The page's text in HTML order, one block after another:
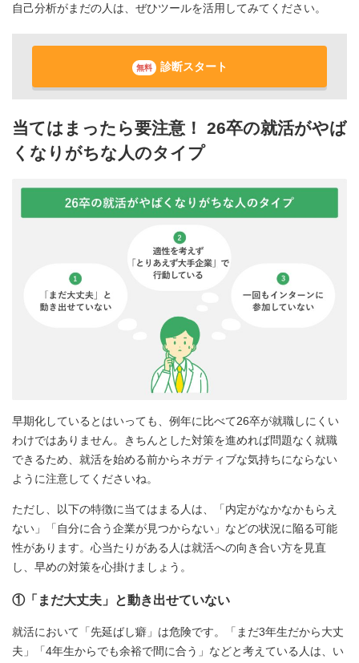
自己分析がまだの人は、ぜひツールを活用してみてください。
無料 診断スタート
当てはまったら要注意！ 26卒の就活がやば
くなりがちな人のタイプ
早期化しているとはいっても、例年に比べて26卒が就職しにくい
わけではありません。きちんとした対策を進めれば問題なく就職
できるため、就活を始める前からネガティブな気持ちにならない
ように注意してくださいね。
ただし、以下の特徴に当てはまる人は、「内定がなかなかもらえ
ない」「自分に合う企業が見つからない」などの状況に陥る可能
性があります。心当たりがある人は就活への向き合い方を見直
し、早めの対策を心掛けましょう。
①「まだ大丈夫」と動き出せていない
就活において「先延ばし癖」は危険です。「まだ3年生だから大丈
夫」「4年生からでも余裕で間に合う」などと考えている人は、い